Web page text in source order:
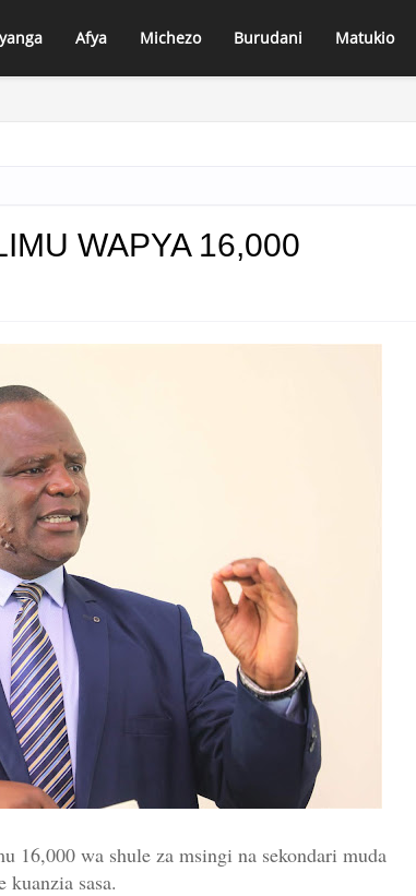
Afya Michezo Burudani Matukio
WAPYA 16,000
16,000 wa shule za msingi na sekondari muda
kuanzia sasa.